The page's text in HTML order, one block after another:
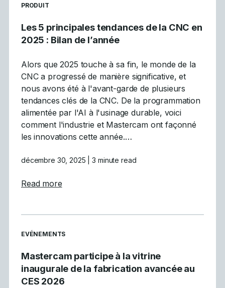
READ MORE ARTICLES ABOUT
PRODUIT
Les 5 principales tendances de la CNC en
2025 : Bilan de l’année
Alors que 2025 touche à sa fin, le monde de la
CNC a progressé de manière significative, et
nous avons été à l'avant-garde de plusieurs
tendances clés de la CNC. De la programmation
alimentée par l'AI à l'usinage durable, voici
comment l'industrie et Mastercam ont façonné
les innovations cette année.…
décembre 30, 2025 | 3 minute read
Read moreabout Les 5 principales tendances de la
READ MORE ARTICLES ABOUT
EVÉNEMENTS
Mastercam participe à la vitrine
inaugurale de la fabrication avancée au
CES 2026